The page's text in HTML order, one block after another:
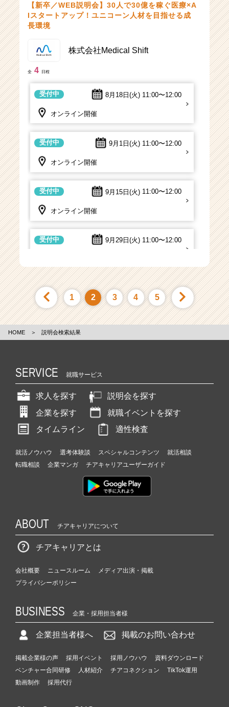
【新卒／WEB説明会】30人で30億を稼ぐ医療×A
Iスタートアップ！ユニコーン人材を目指せる成
長環境
株式会社Medical Shift
全 4 日程
8月18日(火) 11:00〜12:00
受付中
オンライン開催
9月1日(火) 11:00〜12:00
受付中
オンライン開催
9月15日(火) 11:00〜12:00
受付中
オンライン開催
9月29日(火) 11:00〜12:00
受付中
1 2 3 4 5
HOME ＞ 説明会検索結果
SERVICE 就職サービス
求人を探す
説明会を探す
企業を探す
就職イベントを探す
タイムライン
適性検査
就活ノウハウ 選考体験談 スペシャルコンテンツ
就活相談
転職相談
企業マンガ チアキャリアユーザーガイド
ABOUT チアキャリアについて
チアキャリアとは
会社概要 ニュースルーム
メディア出演・掲載
プライバシーポリシー
BUSINESS 企業・採用担当者様
企業担当者様へ 掲載のお問い合わせ
掲載企業様の声 採用イベント 採用ノウハウ
資料ダウンロード
ベンチャー合同研修
人材紹介 チアコネクション
TikTok運用
動画制作
採用代行